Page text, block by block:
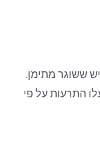
ששוגר מתימן.
התרעות על פי